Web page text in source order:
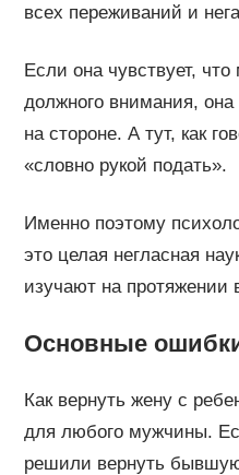
всех переживаний и
Если она чувствует,
должного внимания, она
на стороне. А тут, как
«словно рукой подать».
Именно поэтому
это целая негласная
изучают на протяжении
Основные
Как вернуть жену с
для любого мужчины.
решили вернуть